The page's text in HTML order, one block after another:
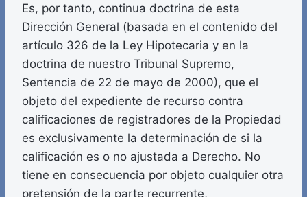
Es, por tanto, continua doctrina de esta
Dirección General (basada en el contenido del
artículo 326 de la Ley Hipotecaria y en la
doctrina de nuestro Tribunal Supremo,
Sentencia de 22 de mayo de 2000), que el
objeto del expediente de recurso contra
calificaciones de registradores de la Propiedad
es exclusivamente la determinación de si la
calificación es o no ajustada a Derecho. No
tiene en consecuencia por objeto cualquier otra
pretensión de la parte recurrente,